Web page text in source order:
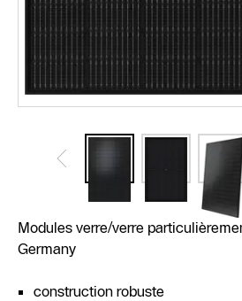
Modules verre/verre
Germany
construction robuste